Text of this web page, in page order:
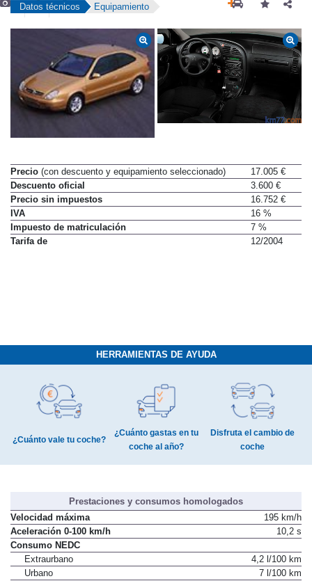
Datos técnicos Equipamiento
Precio (con descuento y equipamiento seleccionado)
17.005 €
Descuento oficial
3.600 €
Precio sin impuestos
16.752 €
IVA
16 %
Impuesto de matriculación
7 %
Tarifa de
12/2004
HERRAMIENTAS DE AYUDA
¿Cuánto vale tu coche?
¿Cuánto gastas en tu
coche al año?
Disfruta el cambio de
coche
Prestaciones y consumos homologados
Velocidad máxima
195 km/h
Aceleración 0-100 km/h
10,2 s
Consumo NEDC
Extraurbano
4,2 l/100 km
Urbano
7 l/100 km